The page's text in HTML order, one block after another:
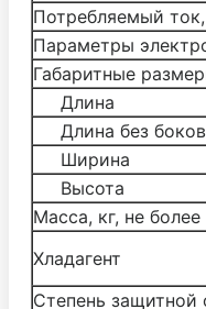
Потребляемый
Параметры
Габаритные
Длина
Длина без
Ширина
Высота
Масса, кг, не более
Хладагент
Степень защитной